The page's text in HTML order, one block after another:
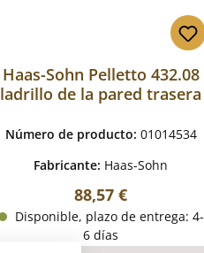
Haas-Sohn Pelletto 432.08
ladrillo de la pared trasera
Número de producto: 01014534
Fabricante: Haas-Sohn
Precio normal:
88,57 €
Disponible, plazo de entrega: 4-
6 días